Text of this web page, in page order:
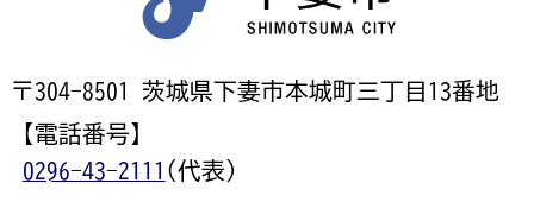
〒304-8501 茨城県下妻市本城町三丁目13番地
【電話番号】
0296-43-2111 (代表)